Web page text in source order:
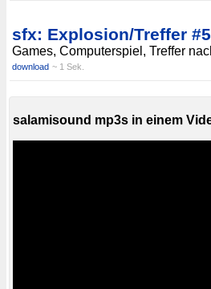
sfx: Explosion/Treffer
Games, Computerspiel, Treffer
download ~ 1 Sek.
salamisound mp3s in einem